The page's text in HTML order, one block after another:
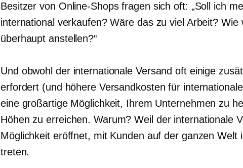
Besitzer von Online-Shops fragen sich oft: „Soll ich
international verkaufen? Wäre das zu viel Arbeit? Wie
überhaupt anstellen?“
Und obwohl der internationale Versand oft einige
erfordert (und höhere Versandkosten für
eine großartige Möglichkeit, Ihrem Unternehmen zu
Höhen zu erreichen. Warum? Weil der internationale
Möglichkeit eröffnet, mit Kunden auf der ganzen Welt
treten.